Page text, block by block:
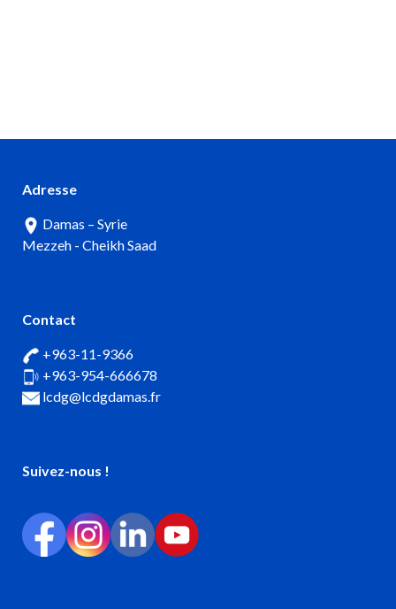
Adresse
Damas – Syrie
Mezzeh - Cheikh Saad
Contact
+963-11-9366
+963-954-666678
lcdg@lcdgdamas.fr
Suivez-nous !